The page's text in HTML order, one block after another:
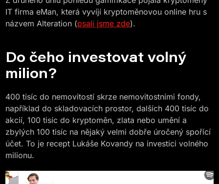
IT firma eMan, která vyvíjí kryptoměnovou online hru s
názvem Alteration (psali jsme zde).
Do čeho investovat volný
milion?
400 tisíc do nemovitostí skrze nemovitostními fondy,
například do skladovacích prostor, dalších 400 tisíc do
akcií, 100 tisíc do kryptoměn, zlata nebo umění a
zbylých 100 tisíc na nějaký velmi dobře úročený spořící
účet. To je recept Lukáše Kovandy na investici volného
milionu.